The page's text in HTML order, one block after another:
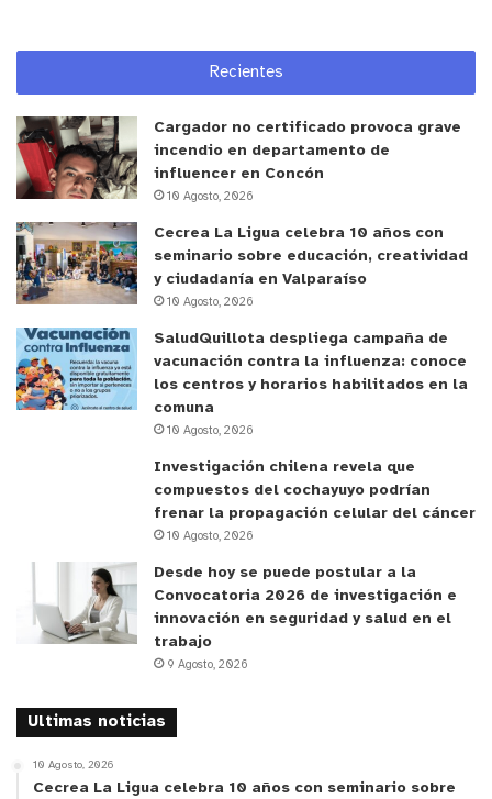
Recientes
Cargador no certificado provoca grave
incendio en departamento de
influencer en Concón
10 Agosto, 2026
Cecrea La Ligua celebra 10 años con
seminario sobre educación, creatividad
y ciudadanía en Valparaíso
10 Agosto, 2026
SaludQuillota despliega campaña de
vacunación contra la influenza: conoce
los centros y horarios habilitados en la
comuna
10 Agosto, 2026
Investigación chilena revela que
compuestos del cochayuyo podrían
frenar la propagación celular del cáncer
10 Agosto, 2026
Desde hoy se puede postular a la
Convocatoria 2026 de investigación e
innovación en seguridad y salud en el
trabajo
9 Agosto, 2026
Ultimas noticias
10 Agosto, 2026
Cecrea La Ligua celebra 10 años con seminario sobre